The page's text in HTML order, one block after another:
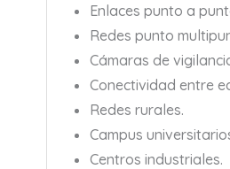
Enlaces punto a
Redes punto
Cámaras de
Conectividad entre
Redes rurales.
Campus
Centros industriales.